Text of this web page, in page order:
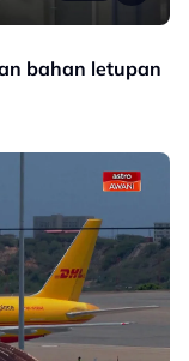
bahan letupan